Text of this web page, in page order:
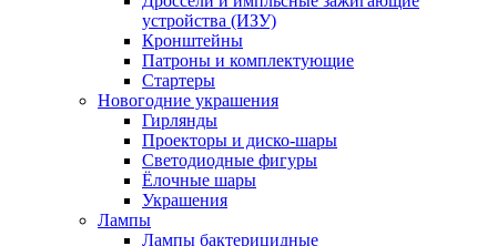
устройства (ИЗУ)
Кронштейны
Патроны и комплектующие
Стартеры
Новогодние украшения
Гирлянды
Проекторы и диско-шары
Светодиодные фигуры
Ёлочные шары
Украшения
Лампы
Лампы бактерицидные